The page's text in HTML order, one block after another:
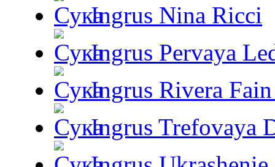
Ingrus Nina Ricci
Ingrus Pervaya
Ingrus Rivera
Ingrus Trefovaya